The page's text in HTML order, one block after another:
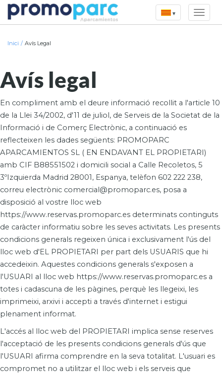
▾
Inici / Avís Legal
Avís legal
En compliment amb el deure informació recollit a l'article 10
de la Llei 34/2002, d'11 de juliol, de Serveis de la Societat de la
Informació i de Comerç Electrònic, a continuació es
reflecteixen les dades següents: PROMOPARC
APARCAMIENTOS SL ( EN ENDAVANT EL PROPIETARI)
amb CIF B88551502 i domicili social a Calle Recoletos, 5
3ºIzquierda Madrid 28001, Espanya, telèfon 602 222 238,
correu electrònic comercial@promoparc.es, posa a
disposició al vostre lloc web
https://www.reservas.promoparc.es determinats continguts
de caràcter informatiu sobre les seves activitats. Les presents
condicions generals regeixen única i exclusivament l'ús del
lloc web d'EL PROPIETARI per part dels USUARIS que hi
accedeixin. Aquestes condicions generals s'exposen a
l'USUARI al lloc web https://www.reservas.promoparc.es a
totes i cadascuna de les pàgines, perquè les llegeixi, les
imprimeixi, arxivi i accepti a través d'internet i estigui
plenament informat.
L'accés al lloc web del PROPIETARI implica sense reserves
l'acceptació de les presents condicions generals d'ús que
l'USUARI afirma comprendre en la seva totalitat. L'usuari es
compromet no a utilitzar el lloc web i els serveis que